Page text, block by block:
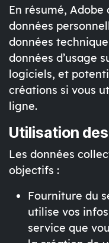
En résumé, Adobe
données
données
données d’usage
logiciels, et
créations si vous
ligne.
Utilisation
Les données
objectifs :
Fourniture du
utilise vos
service que